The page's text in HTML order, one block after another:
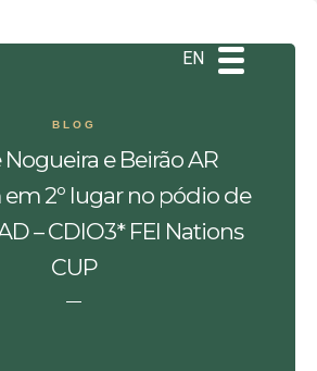
EN
BLOG
e Beirão AR
2º lugar no pódio de
– CDIO3* FEI Nations
CUP